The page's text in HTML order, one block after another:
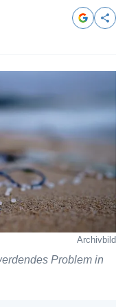
Archivbild
Problem in